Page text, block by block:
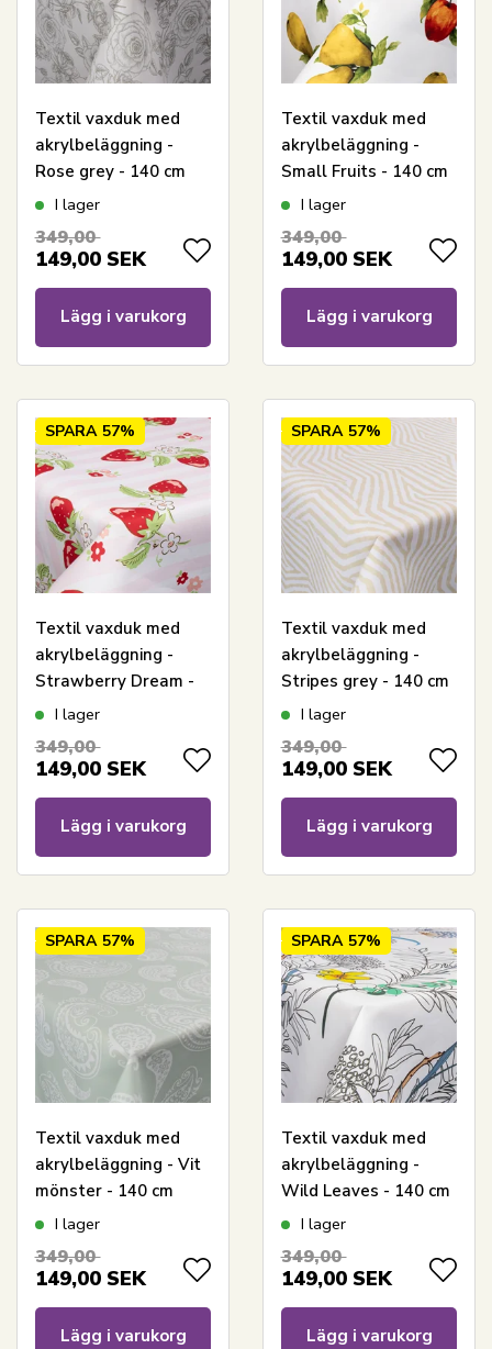
Textil vaxduk med
akrylbeläggning -
Rose grey - 140 cm
bred - På metervara
I lager
349,00
149,00 SEK
Lägg i varukorg
Textil vaxduk med
akrylbeläggning -
Small Fruits - 140 cm
bred - På metervara
I lager
349,00
149,00 SEK
Lägg i varukorg
SPARA 57%
Textil vaxduk med
akrylbeläggning -
Strawberry Dream -
140 cm bred - På
I lager
349,00
149,00 SEK
Lägg i varukorg
SPARA 57%
Textil vaxduk med
akrylbeläggning -
Stripes grey - 140 cm
bred - På metervara
I lager
349,00
149,00 SEK
Lägg i varukorg
SPARA 57%
Textil vaxduk med
akrylbeläggning - Vit
mönster - 140 cm
bred - På metervara
I lager
349,00
149,00 SEK
Lägg i varukorg
SPARA 57%
Textil vaxduk med
akrylbeläggning -
Wild Leaves - 140 cm
bred - På metervara
I lager
349,00
149,00 SEK
Lägg i varukorg